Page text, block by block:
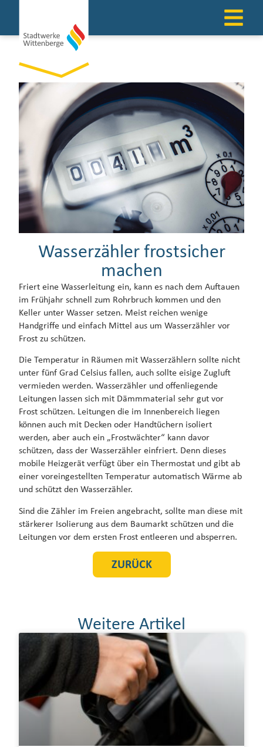
Wasserzähler frostsicher
machen
Friert eine Wasserleitung ein, kann es nach dem Auftauen
im Frühjahr schnell zum Rohrbruch kommen und den
Keller unter Wasser setzen. Meist reichen wenige
Handgriffe und einfach Mittel aus um Wasserzähler vor
Frost zu schützen.
Die Temperatur in Räumen mit Wasserzählern sollte nicht
unter fünf Grad Celsius fallen, auch sollte eisige Zugluft
vermieden werden. Wasserzähler und offenliegende
Leitungen lassen sich mit Dämmmaterial sehr gut vor
Frost schützen. Leitungen die im Innenbereich liegen
können auch mit Decken oder Handtüchern isoliert
werden, aber auch ein „Frostwächter“ kann davor
schützen, dass der Wasserzähler einfriert. Denn dieses
mobile Heizgerät verfügt über ein Thermostat und gibt ab
einer voreingestellten Temperatur automatisch Wärme ab
und schützt den Wasserzähler.
Sind die Zähler im Freien angebracht, sollte man diese mit
stärkerer Isolierung aus dem Baumarkt schützen und die
Leitungen vor dem ersten Frost entleeren und absperren.
ZURÜCK
Weitere Artikel